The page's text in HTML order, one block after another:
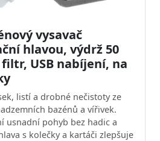
vysavač
hlavou, výdrž 50
USB nabíjení, na
listí a drobné nečistoty ze
bazénů a vířivek.
usnadní pohyb bez hadic a
s kolečky a kartáči zlepšuje